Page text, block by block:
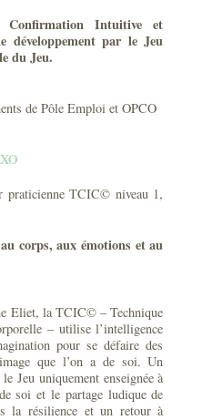
Intuitive et
développement par le Jeu
du Jeu.
de Pôle Emploi et OPCO
praticienne TCIC© niveau 1,
corps, aux émotions et au
Eliet, la TCIC© – Technique
– utilise l’intelligence
pour se défaire des
que l’on a de soi. Un
Jeu uniquement enseignée à
soi et le partage ludique de
la résilience et un retour à